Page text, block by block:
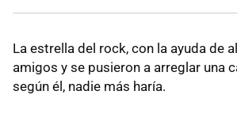
La estrella del rock, con la ayuda de
amigos y se pusieron a arreglar una
según él, nadie más haría.